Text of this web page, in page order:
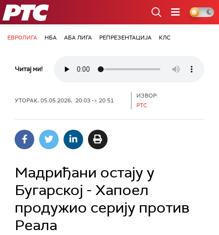
РТС
ЕВРОЛИГА НБА АБА ЛИГА РЕПРЕЗЕНТАЦИЈА КЛС
Читај ми!
УТОРАК, 05.05.2026, 20:03 -> 20:51
ИЗВОР:
РТС
Мадриђани остају у
Бугарској - Хапоел
продужио серију против
Реала